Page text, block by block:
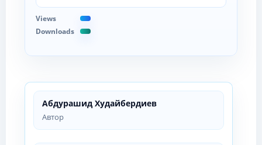
Абдурашид Худайбердиев
Автор
Views
Downloads